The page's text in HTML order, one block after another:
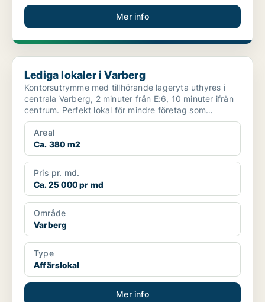
Mer info
Lediga lokaler i Varberg
Lediga lokaler i Varberg
Kontorsutrymme med tillhörande lageryta uthyres i
centrala Varberg, 2 minuter från E:6, 10 minuter ifrån
centrum. Perfekt lokal för mindre företag som
önskar...
Areal
Ca. 380 m2
Pris pr. md.
Ca. 25 000 pr md
Område
Varberg
Type
Affärslokal
Mer info